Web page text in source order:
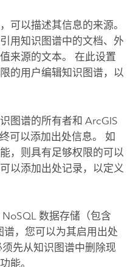
可以描述其信息的来源。
用知识图谱中的文档、外
来源的文本。 在此设置
的用户编辑知识图谱，以
图谱的所有者和 ArcGIS
可以添加出处信息。 如
，则具有足够权限的可以
以添加出处记录，以定义
数据存储（包含
，您可以为其启用出处
先从知识图谱中删除现
能。